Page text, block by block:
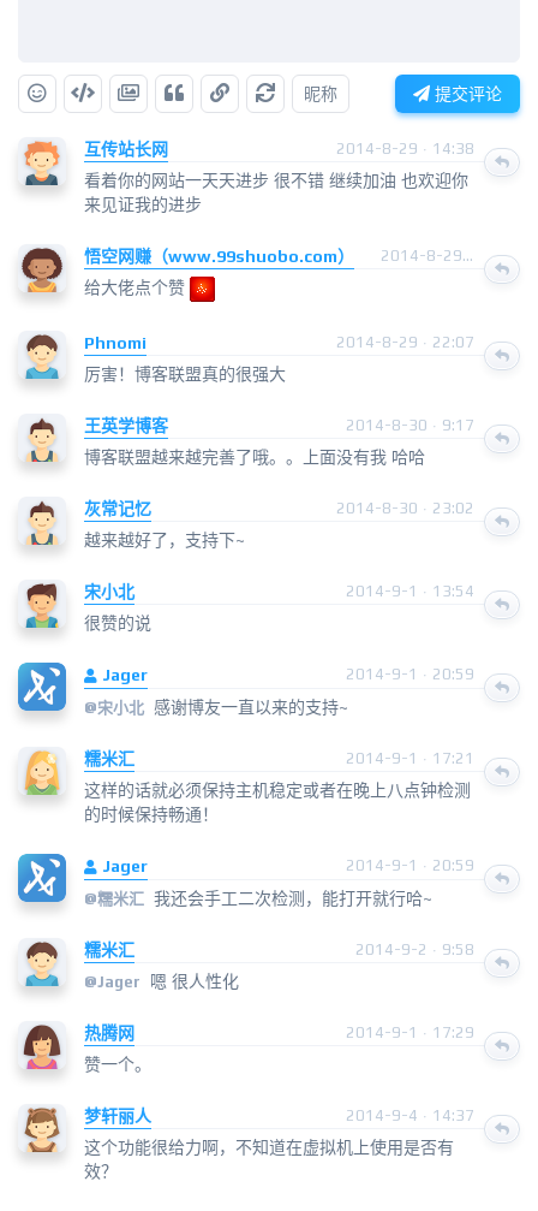
昵称 提交评论
互传站长网 2014-8-29 · 14:38
看着你的网站一天天进步 很不错 继续加油 也欢迎你
来见证我的进步
悟空网赚（www.99shuobo.com） 2014-8-29 · 21:50
给大佬点个赞
Phnomi 2014-8-29 · 22:07
厉害！博客联盟真的很强大
王英学博客 2014-8-30 · 9:17
博客联盟越来越完善了哦。。上面没有我 哈哈
灰常记忆 2014-8-30 · 23:02
越来越好了，支持下~
宋小北 2014-9-1 · 13:54
很赞的说
Jager
2014-9-1 · 20:59
@宋小北 感谢博友一直以来的支持~
糯米汇 2014-9-1 · 17:21
这样的话就必须保持主机稳定或者在晚上八点钟检测
的时候保持畅通！
Jager
2014-9-1 · 20:59
@糯米汇 我还会手工二次检测，能打开就行哈~
糯米汇
2014-9-2 · 9:58
@Jager 嗯 很人性化
热腾网 2014-9-1 · 17:29
赞一个。
梦轩丽人 2014-9-4 · 14:37
这个功能很给力啊，不知道在虚拟机上使用是否有
效？